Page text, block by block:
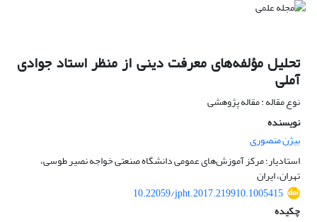
تحلیل مؤلفه‌های معرفت دینی از منظر استاد جوادی
آملی
نوع مقاله : مقاله پژوهشی
نویسنده
بیژن منصوری
استادیار؛ مرکز آموزش‌های عمومی دانشگاه صنعتی خواجه نصیر طوسی،
تهران، ایران
10.22059/jpht.2017.219910.1005415
چکیده